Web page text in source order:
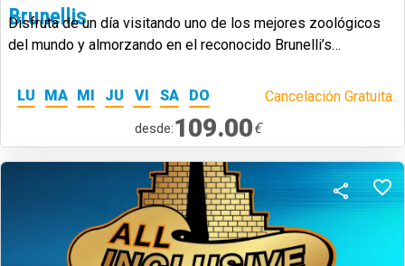
Brunellis
Disfruta de un día visitando uno de los mejores zoológicos
del mundo y almorzando en el reconocido Brunelli’s
LU
MA MI JU VI SA DO Cancelación Gratuita.
desde:109.00€